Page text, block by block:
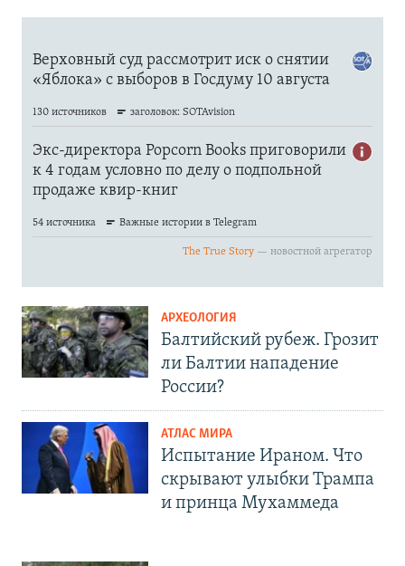
АРХЕОЛОГИЯ
Балтийский рубеж. Грозит
ли Балтии нападение
России?
АТЛАС МИРА
Испытание Ираном. Что
скрывают улыбки Трампа
и принца Мухаммеда